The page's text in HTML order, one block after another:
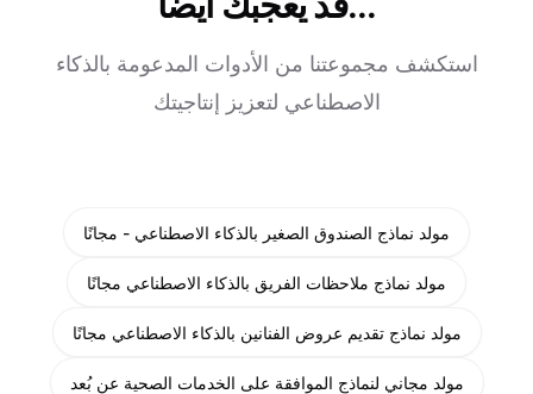
استكشف مجموعتنا من الأدوات المدعومة بالذكاء
الاصطناعي لتعزيز إنتاجيتك
مولد نماذج الصندوق الصغير بالذكاء الاصطناعي - مجانًا
مولد نماذج ملاحظات الفريق بالذكاء الاصطناعي مجانًا
مولد نماذج تقديم عروض الفنانين بالذكاء الاصطناعي مجانًا
مولد مجاني لنماذج الموافقة على الخدمات الصحية عن بُعد